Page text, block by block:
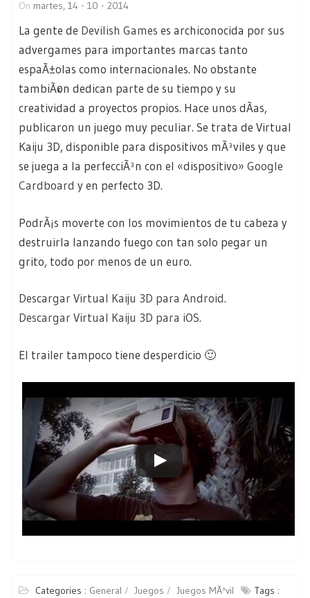
On martes, 14 - 10 - 2014
La gente de Devilish Games es archiconocida por sus
advergames para importantes marcas tanto
espaÃ±olas como internacionales. No obstante
tambiÃ©n dedican parte de su tiempo y su
creatividad a proyectos propios. Hace unos dÃ­as,
publicaron un juego muy peculiar. Se trata de Virtual
Kaiju 3D, disponible para dispositivos mÃ³viles y que
se juega a la perfecciÃ³n con el «dispositivo» Google
Cardboard y en perfecto 3D.
PodrÃ¡s moverte con los movimientos de tu cabeza y
destruirla lanzando fuego con tan solo pegar un
grito, todo por menos de un euro.
Descargar Virtual Kaiju 3D para Android.
Descargar Virtual Kaiju 3D para iOS.
El trailer tampoco tiene desperdicio 🙂
Categories : General Juegos Juegos MÃ³vil
Tags :